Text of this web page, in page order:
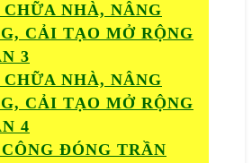
CHỮA NHÀ, NÂNG
CẢI TẠO MỞ RỘNG
3
CHỮA NHÀ, NÂNG
CẢI TẠO MỞ RỘNG
4
ĐÓNG TRẦN